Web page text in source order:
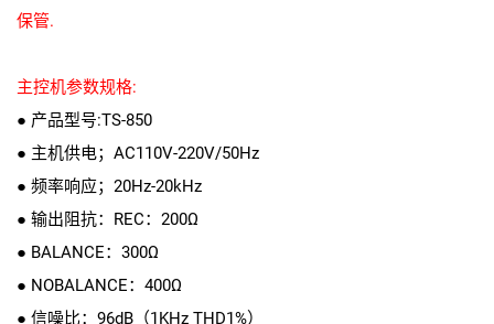
保管.
主控机参数规格:
● 产品型号:TS-850
● 主机供电；AC110V-220V/50Hz
● 频率响应；20Hz-20kHz
● 输出阻抗：REC：200Ω
● BALANCE：300Ω
● NOBALANCE：400Ω
● 信噪比：96dB（1KHz THD1%）